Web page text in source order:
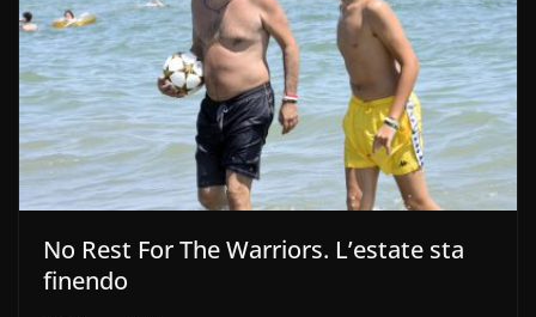
No Rest For The Warriors. L’estate sta
finendo